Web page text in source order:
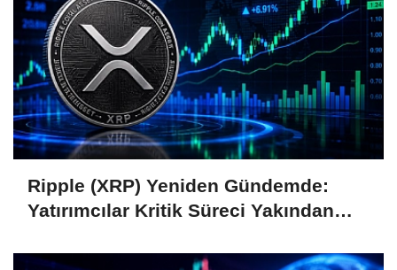
Ripple (XRP) Yeniden Gündemde:
Yatırımcılar Kritik Süreci Yakından